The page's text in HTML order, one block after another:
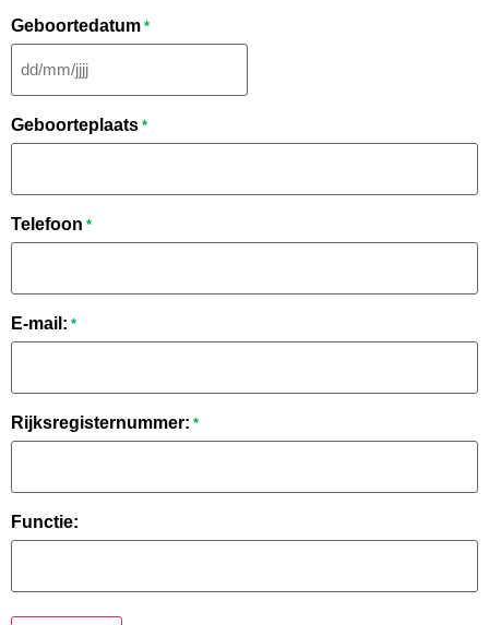
Geboortedatum *
Geboorteplaats *
Telefoon *
E-mail: *
Rijksregisternummer: *
Functie: